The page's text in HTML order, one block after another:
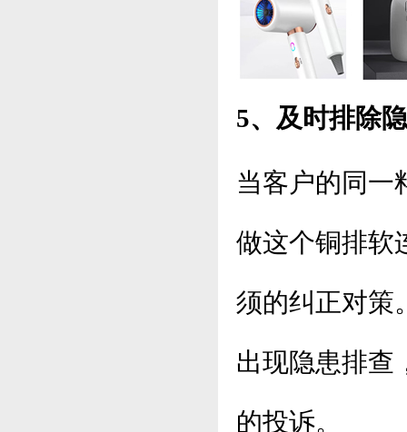
5、及时排除
当客户的同一
做这个铜排软
须的纠正对策
出现隐患排查
的投诉。